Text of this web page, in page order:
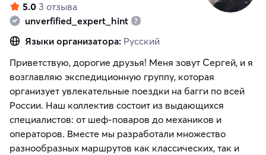
5.0 3 отзыва
unverfified_expert_hint
Языки организатора: Русский
Приветствую, дорогие друзья! Меня зовут Сергей, и я
возглавляю экспедиционную группу, которая
организует увлекательные поездки на багги по всей
России. Наш коллектив состоит из выдающихся
специалистов: от шеф-поваров до механиков и
операторов. Вместе мы разработали множество
разнообразных маршрутов как классических, так и